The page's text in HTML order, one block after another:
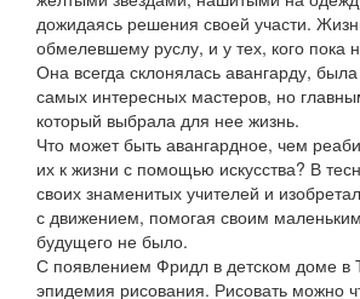
дожидаясь решения своей участи.
обмелевшему руслу, и у тех, кого
Она всегда склонялась авангарду,
самых интересных мастеров, но
который выбрала для нее жизнь.
Что может быть авангардное, чем
их к жизни с помощью искусства? В
своих знаменитых учителей и
с движением, помогая своим
будущего не было.
С появлением Фридл в детском доме в
эпидемия рисования. Рисовать можно